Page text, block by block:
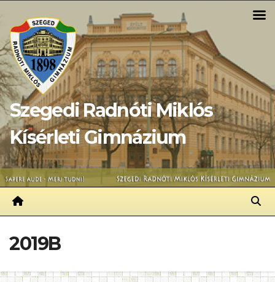
content
Szegedi Radnóti Miklós
Kísérleti Gimnázium
2019B